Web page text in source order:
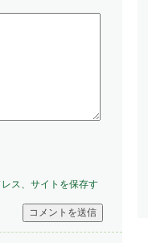
ス、サイトを保存す